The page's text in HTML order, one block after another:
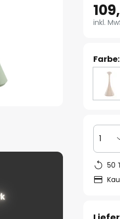
inkl.
Farbe:
1
50